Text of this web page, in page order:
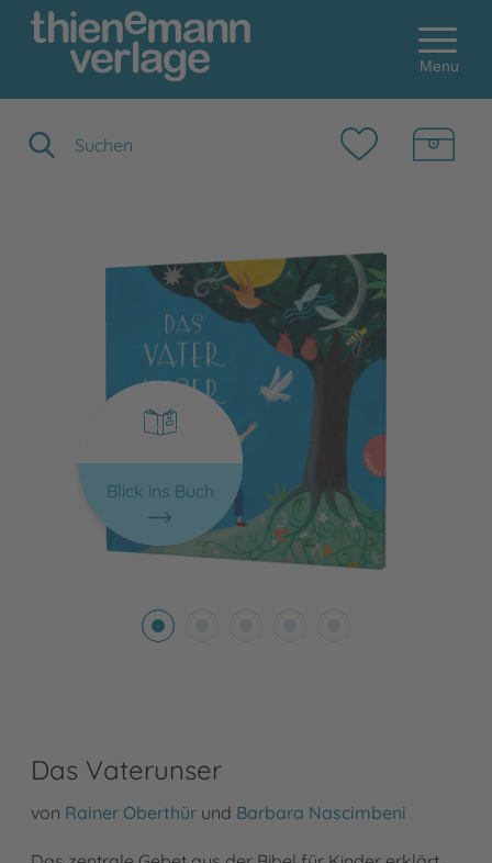
Menu
Blick ins Buch
Das Vaterunser
von Rainer Oberthür und Barbara Nascimbeni